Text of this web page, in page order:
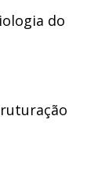
do